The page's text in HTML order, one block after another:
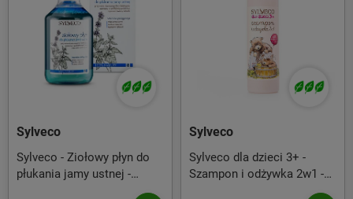
Sylveco
Sylveco - Ziołowy płyn do
płukania jamy ustnej -
Sylveco
Sylveco dla dzieci 3+ -
Szampon i odżywka 2w1 -